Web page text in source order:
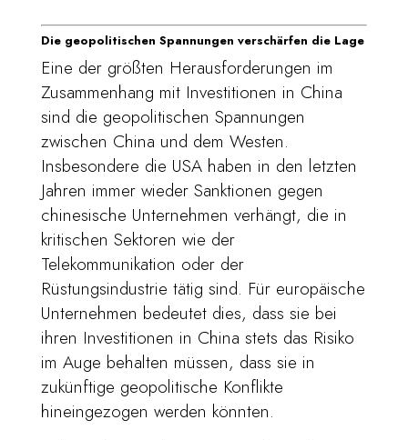
Die geopolitischen Spannungen verschärfen die Lage
Eine der größten Herausforderungen im
Zusammenhang mit Investitionen in China
sind die geopolitischen Spannungen
zwischen China und dem Westen.
Insbesondere die USA haben in den letzten
Jahren immer wieder Sanktionen gegen
chinesische Unternehmen verhängt, die in
kritischen Sektoren wie der
Telekommunikation oder der
Rüstungsindustrie tätig sind. Für europäische
Unternehmen bedeutet dies, dass sie bei
ihren Investitionen in China stets das Risiko
im Auge behalten müssen, dass sie in
zukünftige geopolitische Konflikte
hineingezogen werden könnten.